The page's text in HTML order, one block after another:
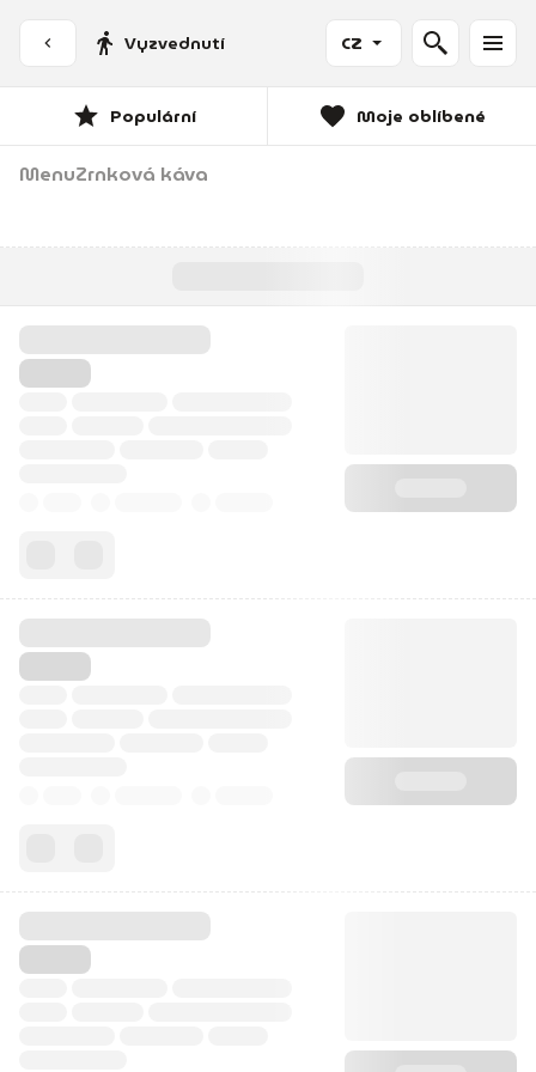
Vyzvednutí CZ
Populární Moje oblíbené
MenuZrnková káva